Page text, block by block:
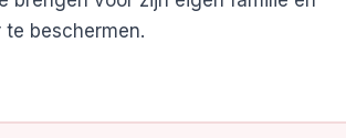
te beschermen.